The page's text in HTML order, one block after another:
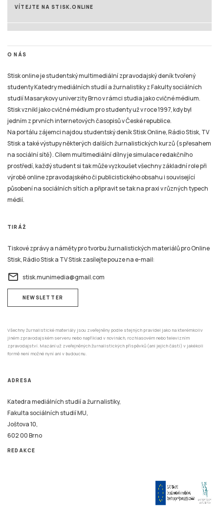
VÍTEJTE NA STISK.ONLINE
O NÁS
Stisk online je studentský multimediální zpravodajský deník tvořený
studenty Katedry mediálních studií a žurnalistiky z Fakulty sociálních
studií Masarykovy univerzity Brno v rámci studia jako cvičné médium.
Stisk vznikl jako cvičné médium pro studenty už v roce 1997, kdy byl
jedním z prvních internetových časopisů v České republice.
Na portálu zájemci najdou studentský deník Stisk Online, Rádio Stisk, TV
Stisk a také výstupy některých dalších žurnalistických kurzů (s přesahem
na sociální sítě). Cílem multimediální dílny je simulace redakčního
prostředí, každý student si tak může vyzkoušet všechny základní role při
výrobě online zpravodajského či publicistického obsahu i související
působení na sociálních sítích a připravit se tak na praxi v různých typech
médií.
TIRÁŽ
Tiskové zprávy a náměty pro tvorbu žurnalistických materiálů pro Online
Stisk, Rádio Stisk a TV Stisk zasílejte pouze na e-mail:
email stisk.munimedia@gmail.com
NEWSLETTER
Všechny žurnalistické materiály jsou zveřejněny podle stejných pravidel jako na kterémkoliv
jiném zpravodajském serveru nebo například v novinách, rozhlasovém nebo televizním
zpravodajství. Mazání už zveřejněných žurnalistických příspěvků (ani jejich částí) v jakékoli
formě není možné nyní ani v budoucnu.
ADRESA
Katedra mediálních studií a žurnalistiky,
Fakulta sociálních studií MU,
Joštova 10,
602 00 Brno
REDAKCE